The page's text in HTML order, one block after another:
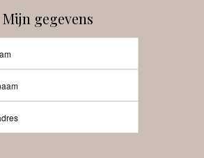
Pro.nl
Mijn gegevens